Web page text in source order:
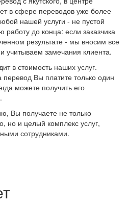
в сфере переводов уже более
нашей услуги - не пустой
до конца: если заказчика
результате - мы вносим все
учитываем замечания клиента.
в стоимость наших услуг.
перевод Вы платите только один
можете получить его
Вы получаете не только
но и целый комплекс услуг,
сотрудниками.